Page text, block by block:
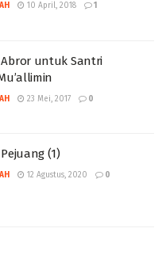
10 April, 2018 1
untuk Santri
23 Mei, 2017 0
(1)
12 Agustus, 2020 0